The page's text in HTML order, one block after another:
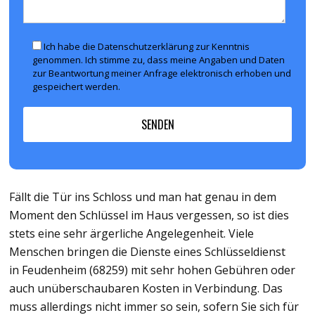
Ich habe die Datenschutzerklärung zur Kenntnis
genommen. Ich stimme zu, dass meine Angaben und Daten
zur Beantwortung meiner Anfrage elektronisch erhoben und
gespeichert werden.
Fällt die Tür ins Schloss und man hat genau in dem
Moment den Schlüssel im Haus vergessen, so ist dies
stets eine sehr ärgerliche Angelegenheit. Viele
Menschen bringen die Dienste eines Schlüsseldienst
in Feudenheim (68259) mit sehr hohen Gebühren oder
auch unüberschaubaren Kosten in Verbindung. Das
muss allerdings nicht immer so sein, sofern Sie sich für